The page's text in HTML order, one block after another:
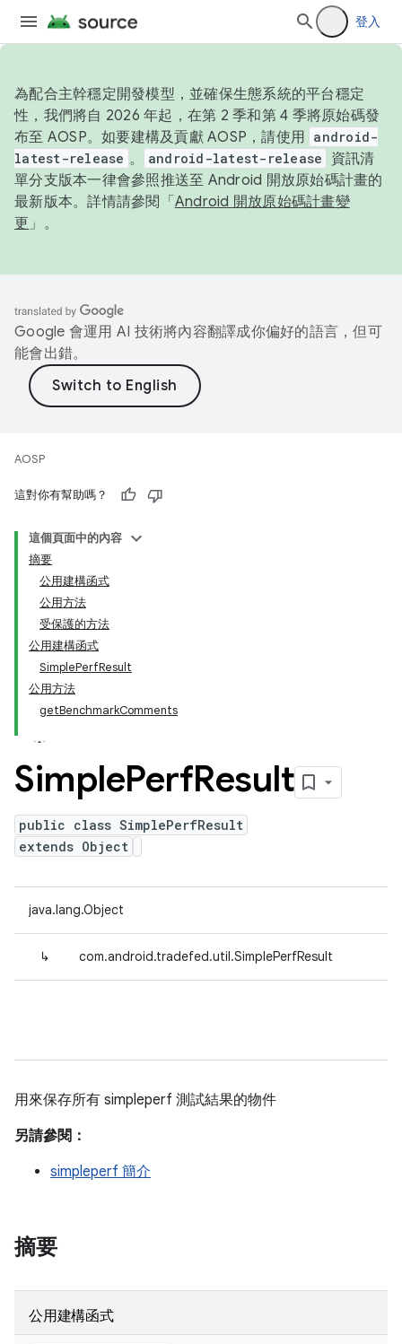
登入
為配合主幹穩定開發模型，並確保生態系統的平台穩定
性，我們將自 2026 年起，在第 2 季和第 4 季將原始碼發
布至 AOSP。如要建構及貢獻 AOSP，請使用 android-
latest-release 。 android-latest-release
資訊清
單分支版本一律會參照推送至 Android 開放原始碼計畫的
最新版本。詳情請參閱「 Android 開放原始碼計畫變
更 」。
Google 會運用 AI 技術將內容翻譯成你偏好的語言，但可
能會出錯。
AOSP
這對你有幫助嗎？
這個頁面中的內容
摘要
公用建構函式
公用方法
受保護的方法
公用建構函式
SimplePerfResult
公用方法
getBenchmarkComments
SimplePerfResult
public class SimplePerfResult
extends Object
java.lang.Object
↳ com.android.tradefed.util.SimplePerfResult
用來保存所有 simpleperf 測試結果的物件
另請參閱：
simpleperf 簡介
摘要
公用建構函式